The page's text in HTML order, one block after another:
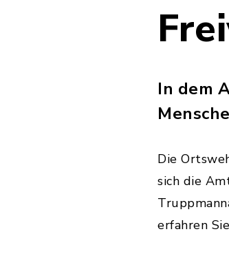
In dem
Die
sich die
erfahren Sie